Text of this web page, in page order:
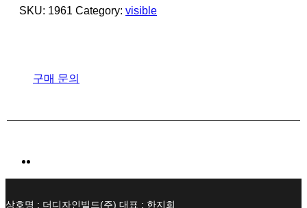
SKU: 1961 Category: visible
구매 문의
상호명 : 더디자인빌드(주) 대표 : 한지희